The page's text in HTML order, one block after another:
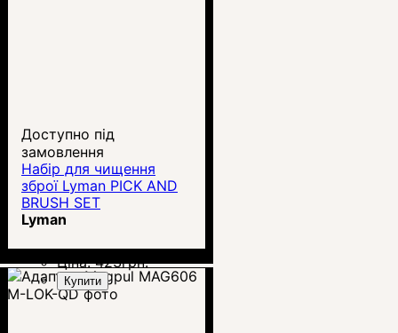
Доступно під
замовлення
Набір для чищення
зброї Lyman PICK AND
BRUSH SET
Lyman
Ціна:423грн.
Купити